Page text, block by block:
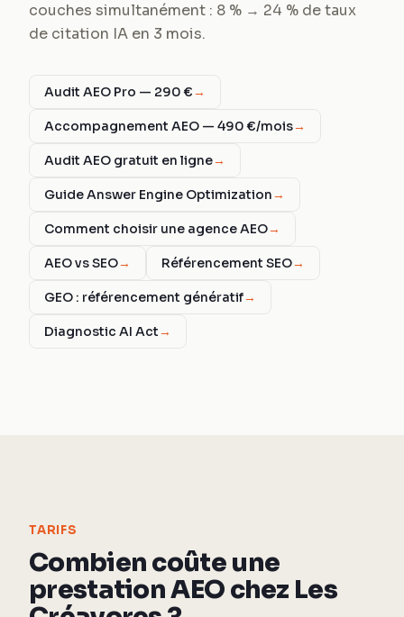
couches simultanément : 8 % → 24 % de taux
de citation IA en 3 mois.
Audit AEO Pro — 290 €→
Accompagnement AEO — 490 €/mois→
Audit AEO gratuit en ligne→
Guide Answer Engine Optimization→
Comment choisir une agence AEO→
AEO vs SEO→ Référencement SEO→
GEO : référencement génératif→
Diagnostic AI Act→
TARIFS
Combien coûte une
prestation AEO chez Les